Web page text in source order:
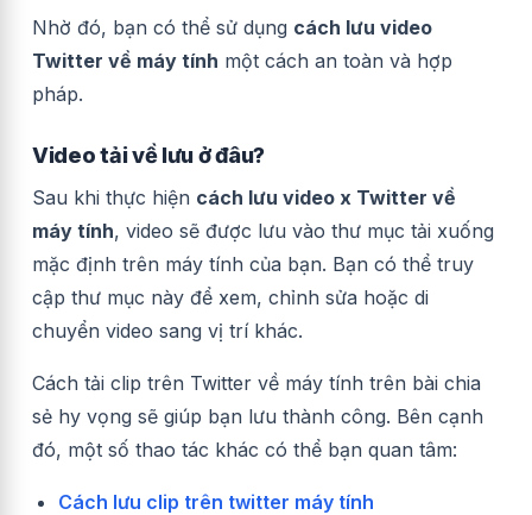
Nhờ đó, bạn có thể sử dụng cách lưu video
Twitter về máy tính một cách an toàn và hợp
pháp.
Video tải về lưu ở đâu?
Sau khi thực hiện cách lưu video x Twitter về
máy tính, video sẽ được lưu vào thư mục tải xuống
mặc định trên máy tính của bạn. Bạn có thể truy
cập thư mục này để xem, chỉnh sửa hoặc di
chuyển video sang vị trí khác.
Cách tải clip trên Twitter về máy tính trên bài chia
sẻ hy vọng sẽ giúp bạn lưu thành công. Bên cạnh
đó, một số thao tác khác có thể bạn quan tâm:
Cách lưu clip trên twitter máy tính